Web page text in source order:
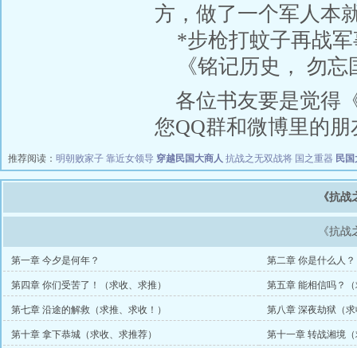
方，做了一个军人本
*步枪打蚊子再战军
《铭记历史， 勿忘
各位书友要是觉得
您QQ群和微博里的
推荐阅读： 明朝败家子 靠近女领导 穿越民国大商人 抗战之无双战将 国之重器 民
《抗
《抗
第一章 今夕是何年？ 第二章 你是什么人
第四章 你们受苦了！（求收、求推） 第五章 能相信吗？
第七章 沿途的解救（求推、求收！） 第八章 深夜劫狱（
第十章 拿下恭城（求收、求推荐） 第十一章 转战湘境